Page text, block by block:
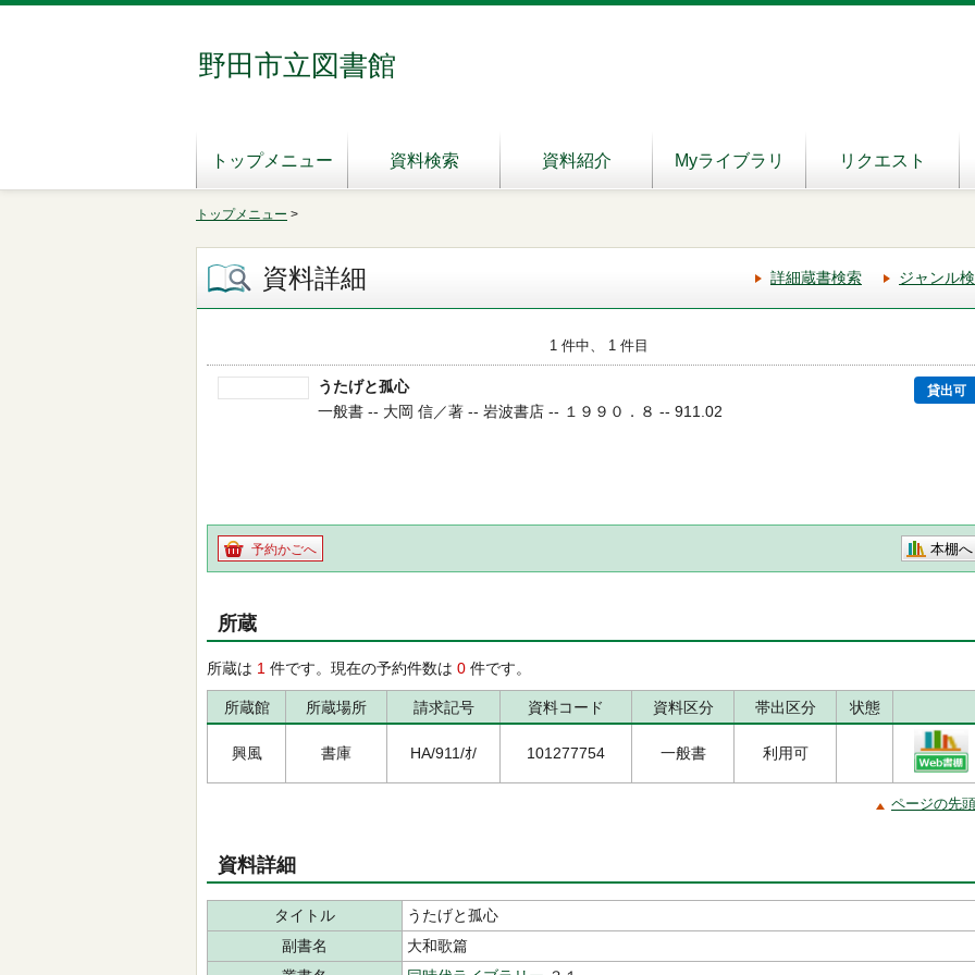
野田市立図書館
トップメニュー 資料検索 資料紹介 Myライブラリ リクエスト
トップメニュー >
資料詳細 詳細蔵書検索 ジャンル
1 件中、 1 件目
うたげと孤心 貸出可
一般書 -- 大岡 信／著 -- 岩波書店 -- １９９０．８ -- 911.02
予約かごへ 本棚へ
所蔵
所蔵は 1 件です。現在の予約件数は 0 件です。
所蔵館 所蔵場所 請求記号 資料コード 資料区分 帯出区分 状態
興風 書庫 HA/911/ｵ/ 101277754 一般書 利用可
ページの先
資料詳細
タイトル
うたげと孤心
副書名
大和歌篇